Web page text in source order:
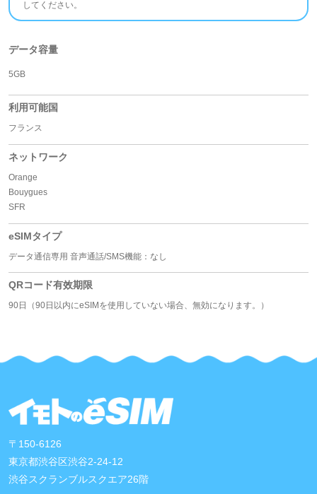
してください。
データ容量
5GB
利用可能国
フランス
ネットワーク
Orange
Bouygues
SFR
eSIMタイプ
データ通信専用 音声通話/SMS機能：なし
QRコード有效期限
90日（90日以内にeSIMを使用していない場合、無効になります。）
〒150-6126
東京都渋谷区渋谷2-24-12
渋谷スクランブルスクエア26階